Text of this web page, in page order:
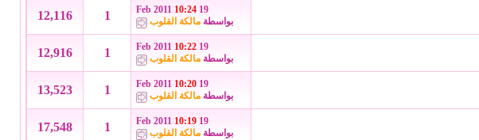
19 Feb 2011
10:24
بواسطة مالكة القلوب 1
12,116
19 Feb 2011
10:22
بواسطة مالكة القلوب 1
12,916
19 Feb 2011
10:20
بواسطة مالكة القلوب 1
13,523
19 Feb 2011
10:19
بواسطة مالكة القلوب 1
17,548